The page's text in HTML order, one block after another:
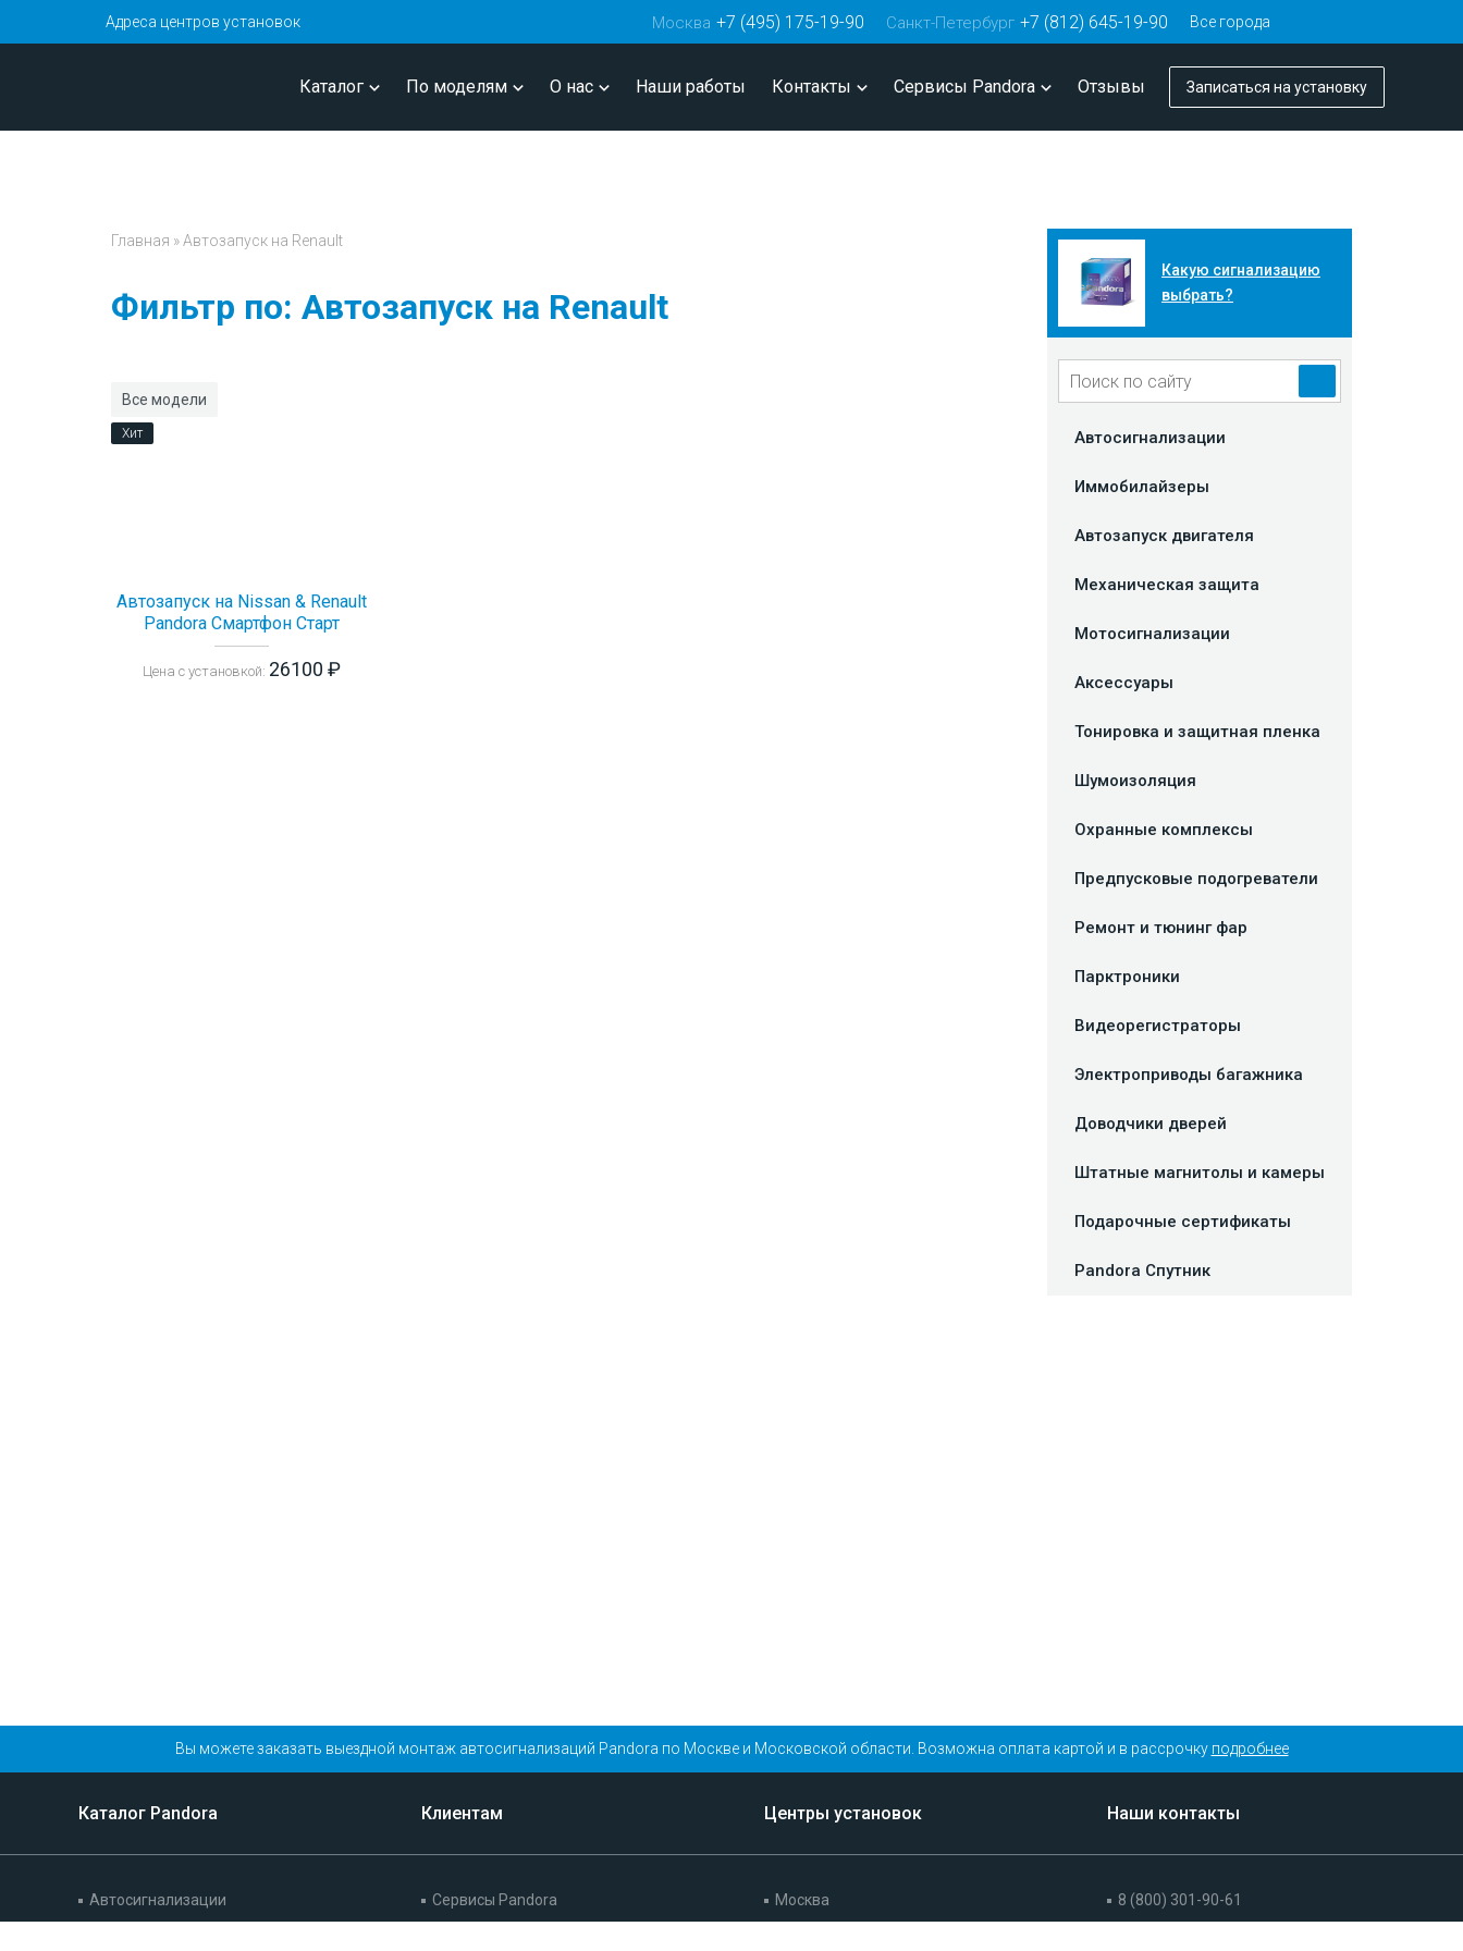
Адреса центров установок Москва +7 (495) 175-19-90 Санкт-Петербург +7 (812) 645-19-90 Все города
Каталог По моделям О нас Наши работы Контакты Сервисы Pandora Отзывы Записаться на установку
Главная »Автозапуск на Renault
Фильтр по: Автозапуск на Renault
Все модели
Хит
Автозапуск на Nissan & Renault
Pandora Смартфон Старт
Цена с установкой: 26100 ₽
Какую сигнализацию
выбрать?
Автосигнализации
Иммобилайзеры
Автозапуск двигателя
Механическая защита
Мотосигнализации
Аксессуары
Тонировка и защитная пленка
Шумоизоляция
Охранные комплексы
Предпусковые подогреватели
Ремонт и тюнинг фар
Парктроники
Видеорегистраторы
Электроприводы багажника
Доводчики дверей
Штатные магнитолы и камеры
Подарочные сертификаты
Pandora Спутник
Вы можете заказать выездной монтаж автосигнализаций Pandora по Москве и Московской области. Возможна оплата картой и в рассрочку подробнее
Каталог Pandora
Автосигнализации
Клиентам
Сервисы Pandora
Центры установок
Москва
Наши контакты
8 (800) 301-90-61